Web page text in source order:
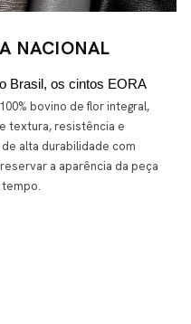
NACIONAL
Brasil, os cintos EORA
bovino de flor integral,
textura, resistência e
alta durabilidade com
a aparência da peça
tempo.